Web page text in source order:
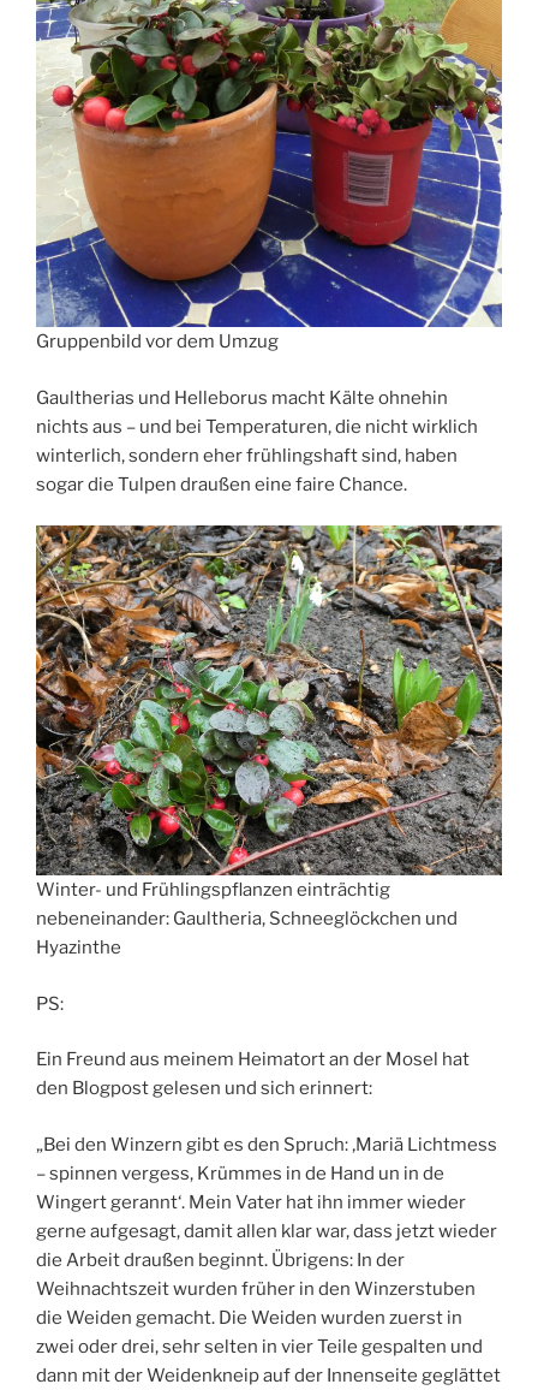
Gruppenbild vor dem Umzug
Gaultherias und Helleborus macht Kälte ohnehin
nichts aus – und bei Temperaturen, die nicht wirklich
winterlich, sondern eher frühlingshaft sind, haben
sogar die Tulpen draußen eine faire Chance.
Winter- und Frühlingspflanzen einträchtig
nebeneinander: Gaultheria, Schneeglöckchen und
Hyazinthe
PS:
Ein Freund aus meinem Heimatort an der Mosel hat
den Blogpost gelesen und sich erinnert:
„Bei den Winzern gibt es den Spruch: ‚Mariä Lichtmess
– spinnen vergess, Krümmes in de Hand un in de
Wingert gerannt‘. Mein Vater hat ihn immer wieder
gerne aufgesagt, damit allen klar war, dass jetzt wieder
die Arbeit draußen beginnt. Übrigens: In der
Weihnachtszeit wurden früher in den Winzerstuben
die Weiden gemacht. Die Weiden wurden zuerst in
zwei oder drei, sehr selten in vier Teile gespalten und
dann mit der Weidenkneip auf der Innenseite geglättet